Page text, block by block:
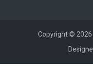
Copyright © 2026